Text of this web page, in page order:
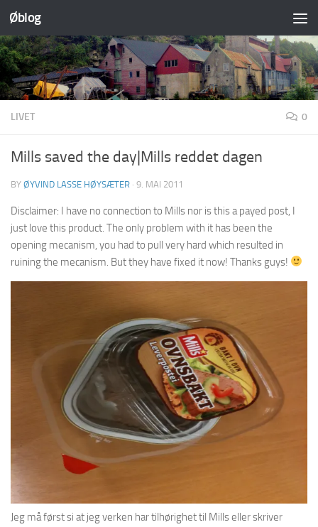
Skip to content
Øblog
LIVET 0
Mills saved the day|Mills reddet dagen
BY ØYVIND LASSE HØYSÆTER · 9. MAI 2011
Disclaimer: I have no connection to Mills nor is this a payed post, I
just love this product. The only problem with it has been the
opening mecanism, you had to pull very hard which resulted in
ruining the mecanism. But they have fixed it now! Thanks guys!
Jeg må først si at jeg verken har tilhørighet til Mills eller skriver